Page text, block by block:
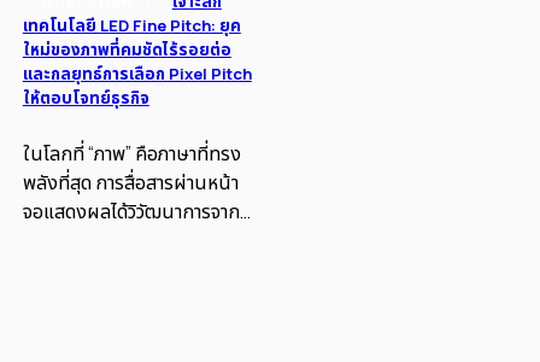
เทคโนโลยี LED Fine Pitch: ยุค
ใหม่ของภาพที่คมชัดไร้รอยต่อ
และกลยุทธ์การเลือก Pixel Pitch
ให้ตอบโจทย์ธุรกิจ
ในโลกที่ “ภาพ” คือภาษาที่ทรง
พลังที่สุด การสื่อสารผ่านหน้า
จอแสดงผลได้วิวัฒนาการจาก